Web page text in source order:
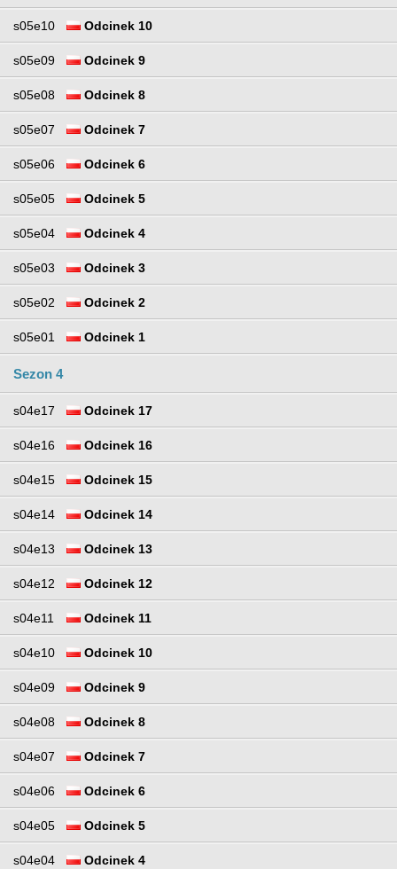
s05e10 Odcinek 10
s05e09 Odcinek 9
s05e08 Odcinek 8
s05e07 Odcinek 7
s05e06 Odcinek 6
s05e05 Odcinek 5
s05e04 Odcinek 4
s05e03 Odcinek 3
s05e02 Odcinek 2
s05e01 Odcinek 1
Sezon 4
s04e17 Odcinek 17
s04e16 Odcinek 16
s04e15 Odcinek 15
s04e14 Odcinek 14
s04e13 Odcinek 13
s04e12 Odcinek 12
s04e11 Odcinek 11
s04e10 Odcinek 10
s04e09 Odcinek 9
s04e08 Odcinek 8
s04e07 Odcinek 7
s04e06 Odcinek 6
s04e05 Odcinek 5
s04e04 Odcinek 4